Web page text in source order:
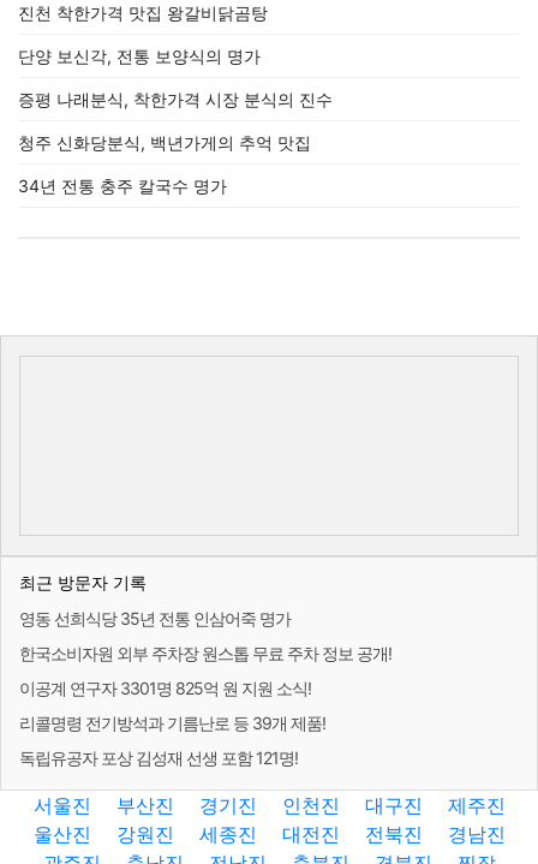
진천 착한가격 맛집 왕갈비닭곰탕
단양 보신각, 전통 보양식의 명가
증평 나래분식, 착한가격 시장 분식의 진수
청주 신화당분식, 백년가게의 추억 맛집
34년 전통 충주 칼국수 명가
최근 방문자 기록
영동 선희식당 35년 전통 인삼어죽 명가
한국소비자원 외부 주차장 원스톱 무료 주차 정보 공개!
이공계 연구자 3301명 825억 원 지원 소식!
리콜명령 전기방석과 기름난로 등 39개 제품!
독립유공자 포상 김성재 선생 포함 121명!
서울진 부산진 경기진 인천진 대구진
제주진
울산진
강원진 세종진 대전진 전북진
경남진